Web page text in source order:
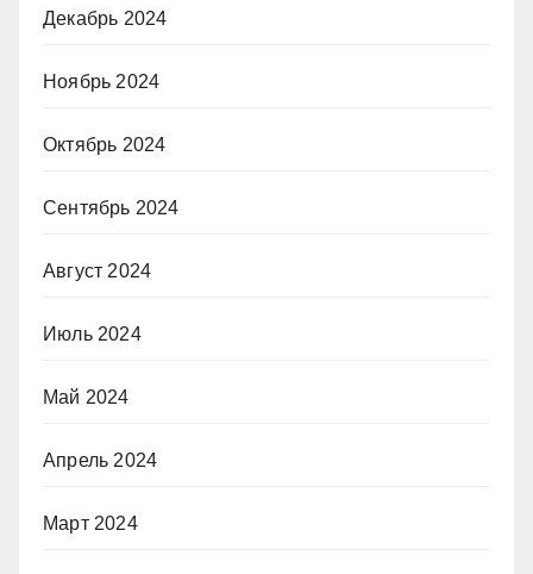
Декабрь 2024
Ноябрь 2024
Октябрь 2024
Сентябрь 2024
Август 2024
Июль 2024
Май 2024
Апрель 2024
Март 2024